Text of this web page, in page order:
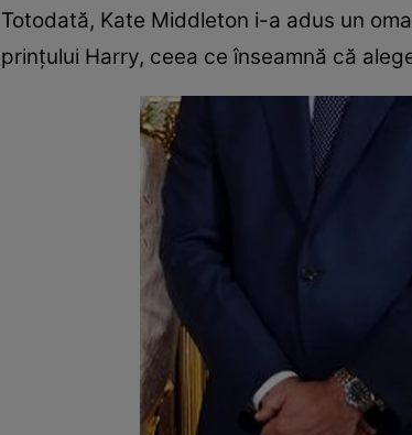
Totodată, Kate Middleton i-a adus un
prinţului Harry, ceea ce înseamnă că